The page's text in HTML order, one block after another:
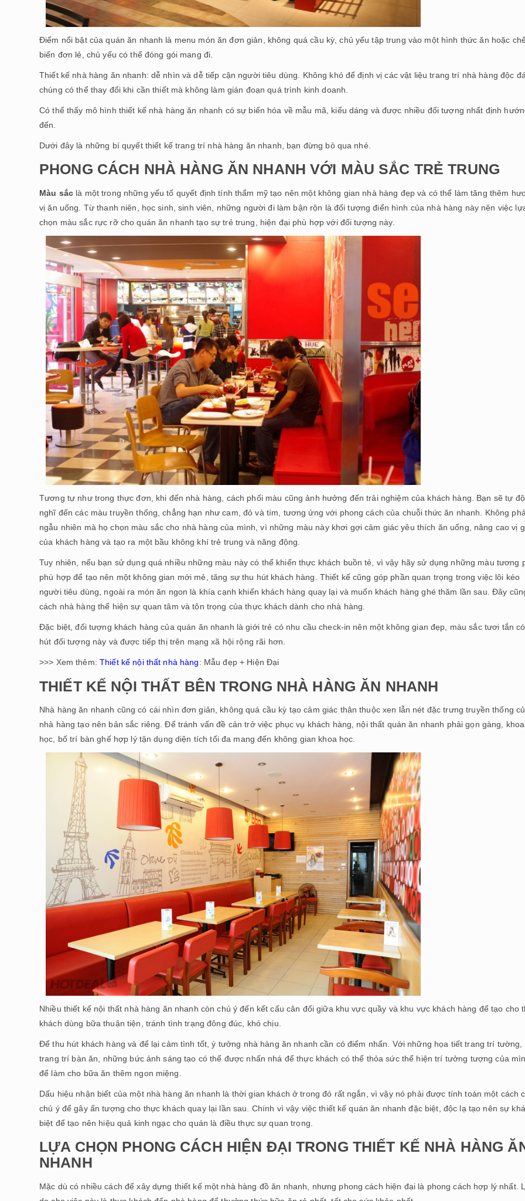
Điểm nổi bật của quán ăn nhanh là menu món ăn đơn giản, không quá cầu kỳ, chủ yếu tập trung vào một hình thức ăn hoặc
biến đơn lẻ, chủ yếu có thể đóng gói mang đi.
Thiết kế nhà hàng ăn nhanh: dễ nhìn và dễ tiếp cận người tiêu dùng. Không khó để định vị các vật liệu trang trí nhà hàng độc
chúng có thể thay đổi khi cần thiết mà không làm gián đoạn quá trình kinh doanh.
Có thể thấy mô hình thiết kế nhà hàng ăn nhanh có sự biến hóa về mẫu mã, kiểu dáng và được nhiều đối tượng nhất định
đến.
Dưới đây là những bí quyết thiết kế trang trí nhà hàng ăn nhanh, bạn đừng bỏ qua nhé.
PHONG CÁCH NHÀ HÀNG ĂN NHANH VỚI MÀU SẮC TRẺ TRUNG
Màu sắclà một trong những yếu tố quyết định tính thẩm mỹ tạo nên một không gian nhà hàng đẹp và có thể làm tăng thêm
vị ăn uống. Từ thanh niên, học sinh, sinh viên, những người đi làm bận rộn là đối tượng điển hình của nhà hàng này nên việc
chọn màu sắc rực rỡ cho quán ăn nhanh tạo sự trẻ trung, hiện đại phù hợp với đối tượng này.
Tương tự như trong thực đơn, khi đến nhà hàng, cách phối màu cũng ảnh hưởng đến trải nghiệm của khách hàng. Bạn sẽ tự
nghĩ đến các màu truyền thống, chẳng hạn như cam, đỏ và tím, tương ứng với phong cách của chuỗi thức ăn nhanh. Không
ngẫu nhiên mà họ chọn màu sắc cho nhà hàng của mình, vì những màu này khơi gợi cảm giác yêu thích ăn uống, nâng cao vị
của khách hàng và tạo ra một bầu không khí trẻ trung và năng động.
Tuy nhiên, nếu bạn sử dụng quá nhiều những màu này có thể khiến thực khách buồn tẻ, vì vậy hãy sử dụng những màu tương
phù hợp để tạo nên một không gian mới mẻ, tăng sự thu hút khách hàng. Thiết kế cũng góp phần quan trọng trong việc lôi kéo
người tiêu dùng, ngoài ra món ăn ngon là khía cạnh khiến khách hàng quay lại và muốn khách hàng ghé thăm lần sau. Đây
cách nhà hàng thể hiện sự quan tâm và tôn trọng của thực khách dành cho nhà hàng.
Đặc biệt, đối tượng khách hàng của quán ăn nhanh là giới trẻ có nhu cầu check-in nên một không gian đẹp, màu sắc tươi tắn
hút đối tượng này và được tiếp thị trên mạng xã hội rộng rãi hơn.
>>> Xem thêm: Thiết kế nội thất nhà hàng: Mẫu đẹp + Hiện Đại
THIẾT KẾ NỘI THẤT BÊN TRONG NHÀ HÀNG ĂN NHANH
Nhà hàng ăn nhanh cũng có cái nhìn đơn giản, không quá cầu kỳ tạo cảm giác thân thuộc xen lẫn nét đặc trưng truyền thống
nhà hàng tạo nên bản sắc riêng. Để tránh vấn đề cản trở việc phục vụ khách hàng, nội thất quán ăn nhanh phải gọn gàng, khoa
học, bố trí bàn ghế hợp lý tận dụng diện tích tối đa mang đến không gian khoa học.
Nhiều thiết kế nội thất nhà hàng ăn nhanh còn chú ý đến kết cấu cân đối giữa khu vực quầy và khu vực khách hàng để tạo cho
khách dùng bữa thuận tiện, tránh tình trạng đông đúc, khó chịu.
Để thu hút khách hàng và để lại cảm tình tốt, ý tưởng nhà hàng ăn nhanh cần có điểm nhấn. Với những họa tiết trang trí tường,
trang trí bàn ăn, những bức ảnh sáng tạo có thể được nhấn nhá để thực khách có thể thỏa sức thể hiện trí tưởng tượng của
để làm cho bữa ăn thêm ngon miệng.
Dấu hiệu nhận biết của một nhà hàng ăn nhanh là thời gian khách ở trong đó rất ngắn, vì vậy nó phải được tính toán một cách
chủ ý để gây ấn tượng cho thực khách quay lại lần sau. Chính vì vậy việc thiết kế quán ăn nhanh đặc biệt, độc lạ tạo nên sự
biệt để tạo nên hiệu quả kinh ngạc cho quán là điều thực sự quan trọng.
LỰA CHỌN PHONG CÁCH HIỆN ĐẠI TRONG THIẾT KẾ NHÀ HÀNG
NHANH
Mặc dù có nhiều cách để xây dựng thiết kế một nhà hàng đồ ăn nhanh, nhưng phong cách hiện đại là phong cách hợp lý nhất.